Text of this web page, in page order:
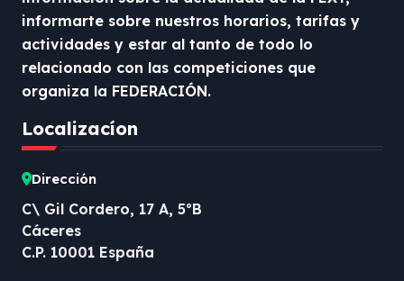
informarte sobre nuestros horarios, tarifas y
actividades y estar al tanto de todo lo
relacionado con las competiciones que
organiza la FEDERACIÓN.
Localizacíon
Dirección
C\ Gil Cordero, 17 A, 5ºB
Cáceres
C.P. 10001 España